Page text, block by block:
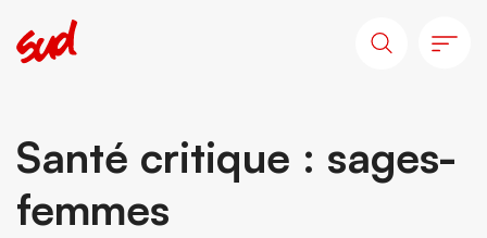
Santé critique : sages-
femmes